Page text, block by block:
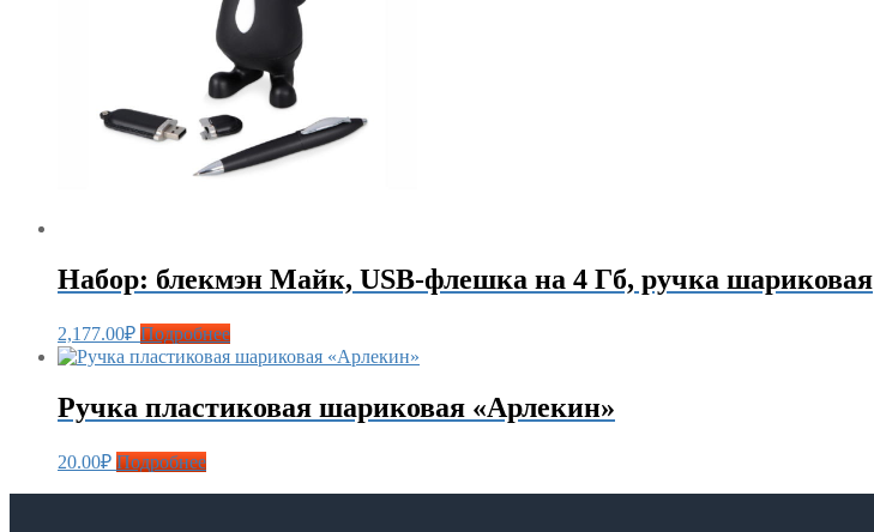
Набор: блекмэн Майк, USB-флешка на 4 Гб, ручка шариковая
2,177.00₽ Подробнее
Ручка пластиковая шариковая «Арлекин»
20.00₽ Подробнее